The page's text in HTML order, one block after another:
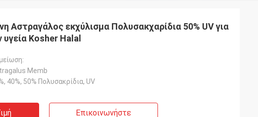
Αστραγάλος εκχύλισμα Πολυσακχαρίδια 50% UV για
Kosher Halal
Memb
40%, 50% Πολυσακρίδια, UV
Επικοινωνήστε